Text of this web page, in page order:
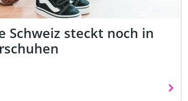
Schweiz steckt noch in